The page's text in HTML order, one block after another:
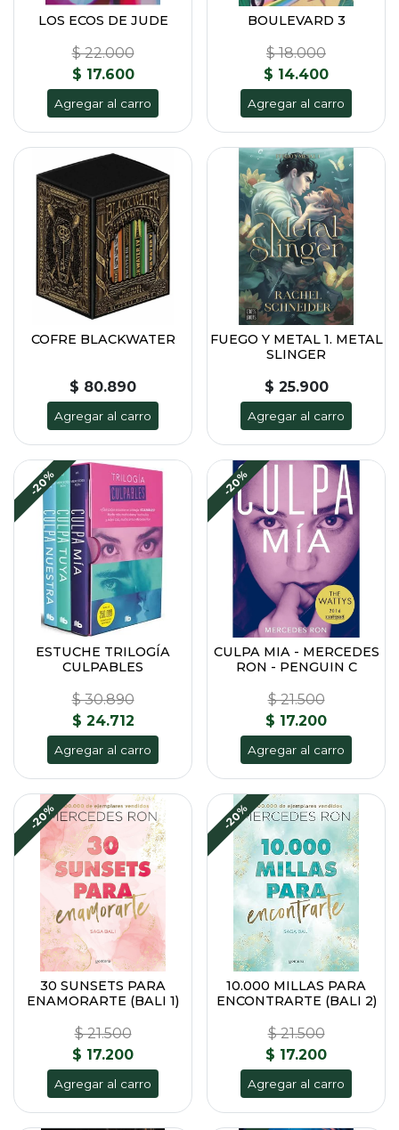
LOS ECOS DE JUDE
$ 22.000
$ 17.600
Agregar al carro
BOULEVARD 3
$ 18.000
$ 14.400
Agregar al carro
COFRE BLACKWATER
$ 80.890
Agregar al carro
FUEGO Y METAL 1. METAL
SLINGER
$ 25.900
Agregar al carro
-20%
ESTUCHE TRILOGÍA
CULPABLES
$ 30.890
$ 24.712
Agregar al carro
-20%
CULPA MIA - MERCEDES
RON - PENGUIN C
$ 21.500
$ 17.200
Agregar al carro
-20%
30 SUNSETS PARA
ENAMORARTE (BALI 1)
$ 21.500
$ 17.200
Agregar al carro
-20%
10.000 MILLAS PARA
ENCONTRARTE (BALI 2)
$ 21.500
$ 17.200
Agregar al carro